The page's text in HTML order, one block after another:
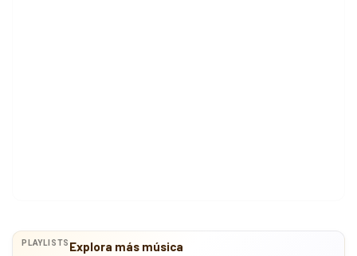
PLAYLISTS Explora más música